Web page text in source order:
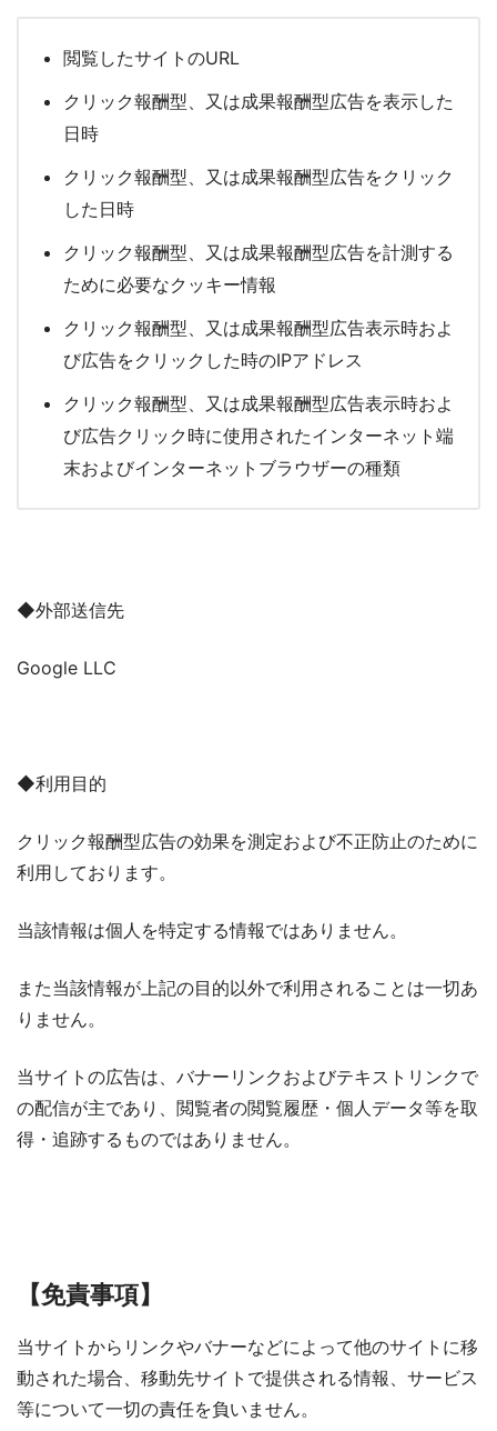
閲覧したサイトのURL
クリック報酬型、又は成果報酬型広告を表示した
日時
クリック報酬型、又は成果報酬型広告をクリック
した日時
クリック報酬型、又は成果報酬型広告を計測する
ために必要なクッキー情報
クリック報酬型、又は成果報酬型広告表示時およ
び広告をクリックした時のIPアドレス
クリック報酬型、又は成果報酬型広告表示時およ
び広告クリック時に使用されたインターネット端
末およびインターネットブラウザーの種類
◆外部送信先
Google LLC
◆利用目的
クリック報酬型広告の効果を測定および不正防止のために
利用しております。
当該情報は個人を特定する情報ではありません。
また当該情報が上記の目的以外で利用されることは一切あ
りません。
当サイトの広告は、バナーリンクおよびテキストリンクで
の配信が主であり、閲覧者の閲覧履歴・個人データ等を取
得・追跡するものではありません。
【免責事項】
当サイトからリンクやバナーなどによって他のサイトに移
動された場合、移動先サイトで提供される情報、サービス
等について一切の責任を負いません。